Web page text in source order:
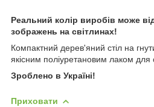
Реальний колір виробів може
зображень на світлинах!
Компактний дерев'яний стіл на
якісним поліуретановим лаком для
Зроблено в Україні!
Приховати